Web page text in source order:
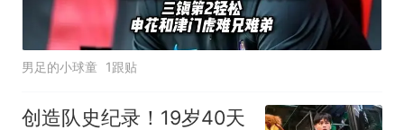
男足的小球童 1跟贴
创造队史纪录！19岁40天